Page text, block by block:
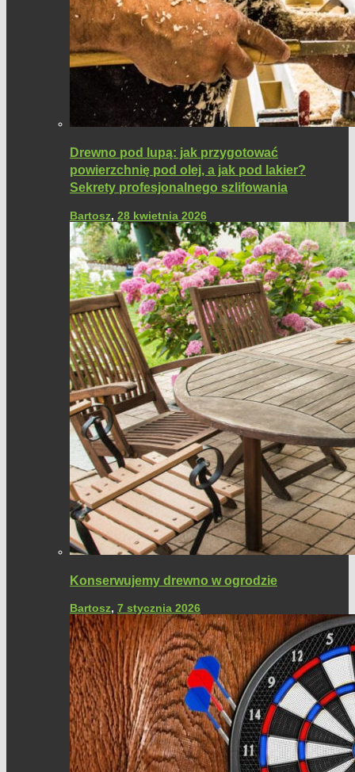
Drewno pod lupą: jak przygotować
powierzchnię pod olej, a jak pod lakier?
Sekrety profesjonalnego szlifowania
Bartosz, 28 kwietnia 2026
Konserwujemy drewno w ogrodzie
Bartosz, 7 stycznia 2026